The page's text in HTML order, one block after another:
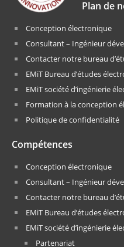
Plan de
Conception électronique
Consultant – Ingénieur
Contacter notre bureau
EMiT Bureau d’études
EMiT société d’ingénierie
Formation à la conception
Politique de confidentialité
Compétences
Conception électronique
Consultant – Ingénieur
Contacter notre bureau
EMiT Bureau d’études
EMiT société d’ingénierie
Partenariat